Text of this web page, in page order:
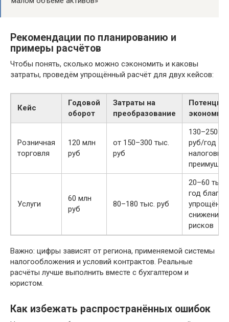
Рекомендации по планированию и
примеры расчётов
Чтобы понять, сколько можно сэкономить и каковы
затраты, проведём упрощённый расчёт для двух кейсов:
Кейс
Годовой
оборот
Затраты на
преобразование
экономия
Розничная
торговля
120 млн
руб
от 150–300 тыс.
руб
130–250
руб/год за
налоговых
Услуги
60 млн
руб
80–180 тыс. руб
20–60 тыс.
год
снижению
рисков
Важно: цифры зависят от региона, применяемой системы
налогообложения и условий контрактов. Реальные
расчёты лучше выполнить вместе с бухгалтером и
юристом.
Как избежать распространённых ошибок